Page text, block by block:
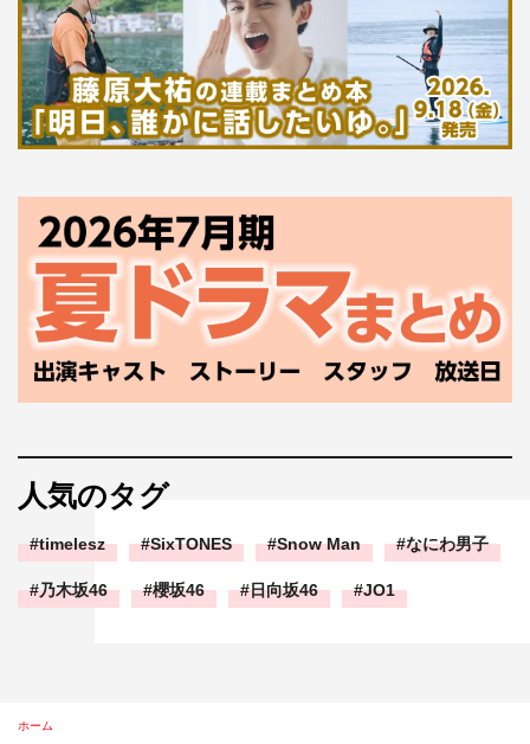
人気のタグ
timelesz SixTONES Snow Man なにわ男子
乃木坂46 櫻坂46 日向坂46 JO1
ホーム